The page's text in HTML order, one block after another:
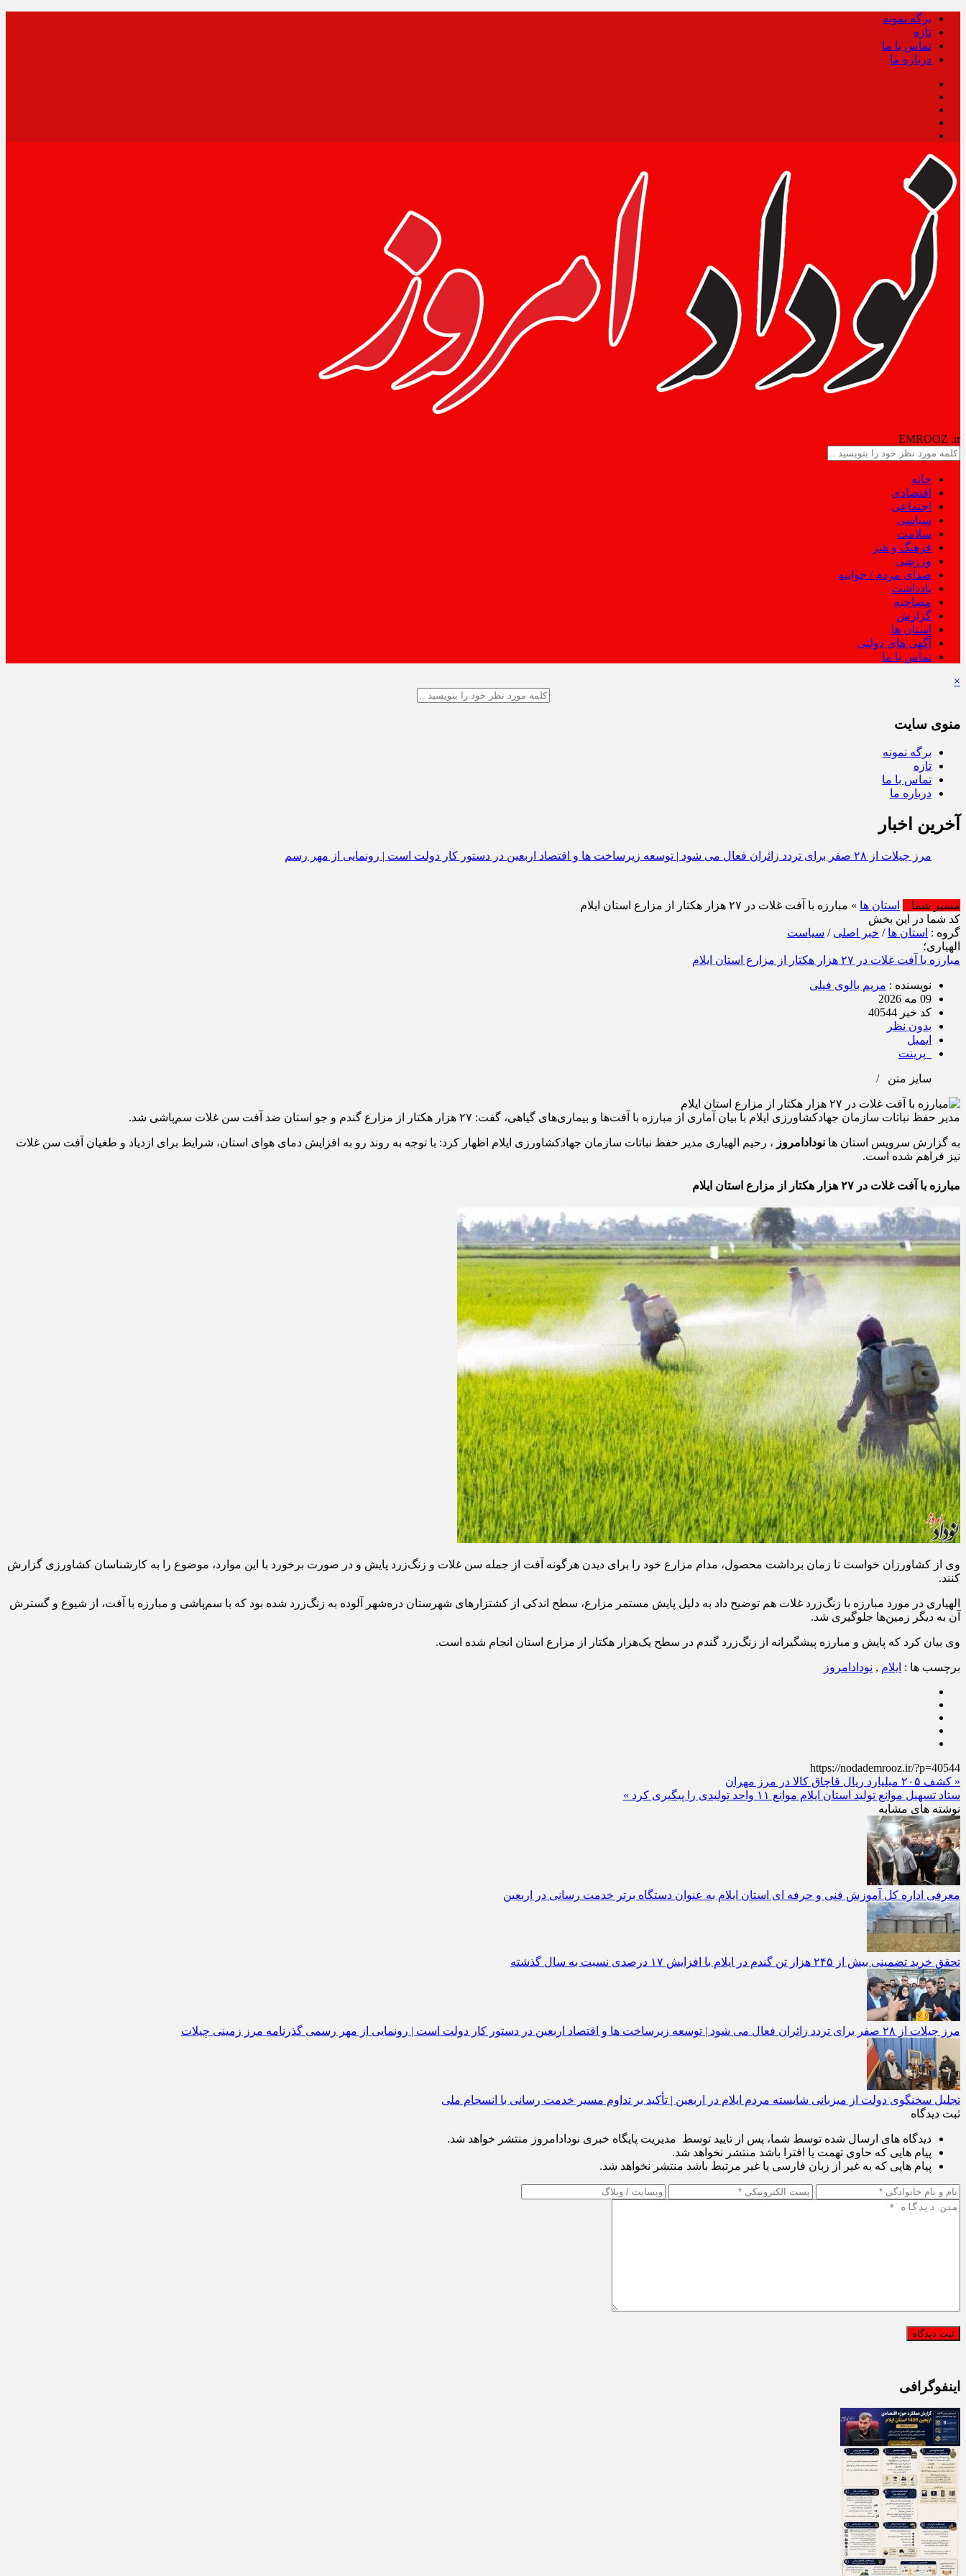
برگه نمونه
تازه
تماس با ما
درباره ما
EMROOZ .ir
خانه
اقتصادی
اجتماعی
سیاسی
سلامت
فرهنگ و هنر
ورزشی
صدای مردم / جوابیه
یادداشت
مصاحبه
گزارش
استان ها
آگهی های دولتی
تماس با ما
×
منوی سایت
برگه نمونه
تازه
تماس با ما
درباره ما
آخرین اخبار
مرز چیلات از ۲۸ صفر برای تردد زائران فعال می‌ شود | توسعه زیرساخت‌ ها و اقتصاد اربعین در دستور کار دولت است | رونمایی از مهر رسمی گذرنامه مرز زمینی چیلات
مسیر شما استان ها » مبارزه با آفت غلات در ۲۷ هزار هکتار از مزارع استان ایلام
کد شما در این بخش
گروه : استان ها / خبر اصلی / سیاست
الهیاری؛
مبارزه با آفت غلات در ۲۷ هزار هکتار از مزارع استان ایلام
نویسنده : مریم بالوی فیلی
09 مه 2026
کد خبر 40544
بدون نظر
ایمیل
پرینت
سایز متن /
مدیر حفظ نباتات سازمان جهادکشاورزی ایلام با بیان آماری از مبارزه با آفت‌ها و بیماری‌های گیاهی، گفت: ۲۷ هزار هکتار از مزارع گندم و جو استان ضد آفت سن غلات سم‌پاشی شد.
به گزارش سرویس استان ها نودادامروز ، رحیم الهیاری مدیر حفظ نباتات سازمان جهادکشاورزی ایلام اظهار کرد: با توجه به روند رو به افزایش دمای هوای استان، شرایط برای ازدیاد و طغیان آفت سن غلات
نیز فراهم شده است.
مبارزه با آفت غلات در ۲۷ هزار هکتار از مزارع استان ایلام
وی از کشاورزان خواست تا زمان برداشت محصول، مدام مزارع خود را برای دیدن هرگونه آفت از جمله سن غلات و زنگ‌زرد پایش و در صورت برخورد با این موارد، موضوع را به کارشناسان کشاورزی گزارش
کنند.
الهیاری در مورد مبارزه با زنگ‌زرد غلات هم توضیح داد به دلیل پایش مستمر مزارع، سطح اندکی از کشتزارهای شهرستان دره‌شهر آلوده به زنگ‌زرد شده بود که با سم‌پاشی و مبارزه با آفت، از شیوع و گسترش
آن به دیگر زمین‌ها جلوگیری شد.
وی بیان کرد که پایش و مبارزه پیشگیرانه از زنگ‌زرد گندم در سطح یک‌هزار هکتار از مزارع استان انجام شده است.
برچسب ها : ایلام , نودادامروز
https://nodademrooz.ir/?p=40544
« کشف ۲۰۵ میلیارد ریال قاچاق کالا در مرز مهران
ستاد تسهیل موانع تولید استان ایلام موانع ۱۱ واحد تولیدی را پیگیری کرد »
نوشته های مشابه
معرفی اداره کل آموزش فنی و حرفه‌ ای استان ایلام به‌ عنوان دستگاه برتر خدمت‌ رسانی در اربعین
تحقق خرید تضمینی بیش از ۲۴۵ هزار تن گندم در ایلام با افزایش ۱۷ درصدی نسبت به سال گذشته
مرز چیلات از ۲۸ صفر برای تردد زائران فعال می‌ شود | توسعه زیرساخت‌ ها و اقتصاد اربعین در دستور کار دولت است | رونمایی از مهر رسمی گذرنامه مرز زمینی چیلات
تجلیل سخنگوی دولت از میزبانی شایسته مردم ایلام در اربعین | تأکید بر تداوم مسیر خدمت‌ رسانی با انسجام ملی
ثبت دیدگاه
دیدگاه های ارسال شده توسط شما، پس از تایید توسط مدیریت پایگاه خبری نودادامروز منتشر خواهد شد.
پیام هایی که حاوی تهمت یا افترا باشد منتشر نخواهد شد.
پیام هایی که به غیر از زبان فارسی یا غیر مرتبط باشد منتشر نخواهد شد.
اینفوگرافی